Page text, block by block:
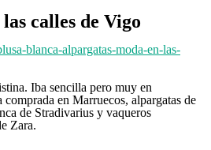
calles de Vigo
Iba sencilla pero muy en
comprada en Marruecos, alpargatas de
de Stradivarius y vaqueros
Zara.